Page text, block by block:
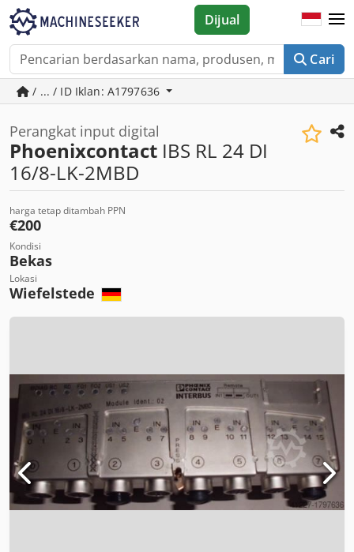
Cari
Dijual
/ ... / ID Iklan: A1797636
Perangkat input digital
Phoenixcontact IBS RL 24 DI
16/8-LK-2MBD
harga tetap ditambah PPN
€200
Kondisi
Bekas
Lokasi
Wiefelstede